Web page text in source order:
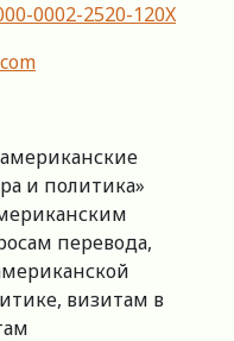
0002-2520-120X
и политика»
перевода,
визитам в